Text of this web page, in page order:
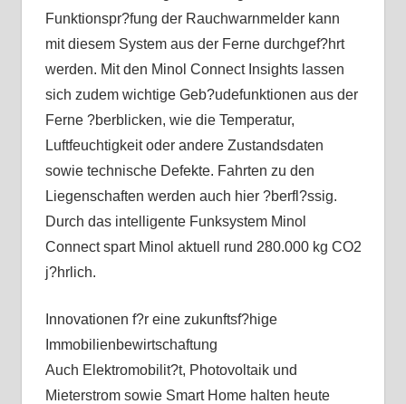
Funktionspr?fung der Rauchwarnmelder kann
mit diesem System aus der Ferne durchgef?hrt
werden. Mit den Minol Connect Insights lassen
sich zudem wichtige Geb?udefunktionen aus der
Ferne ?berblicken, wie die Temperatur,
Luftfeuchtigkeit oder andere Zustandsdaten
sowie technische Defekte. Fahrten zu den
Liegenschaften werden auch hier ?berfl?ssig.
Durch das intelligente Funksystem Minol
Connect spart Minol aktuell rund 280.000 kg CO2
j?hrlich.
Innovationen f?r eine zukunftsf?hige
Immobilienbewirtschaftung
Auch Elektromobilit?t, Photovoltaik und
Mieterstrom sowie Smart Home halten heute